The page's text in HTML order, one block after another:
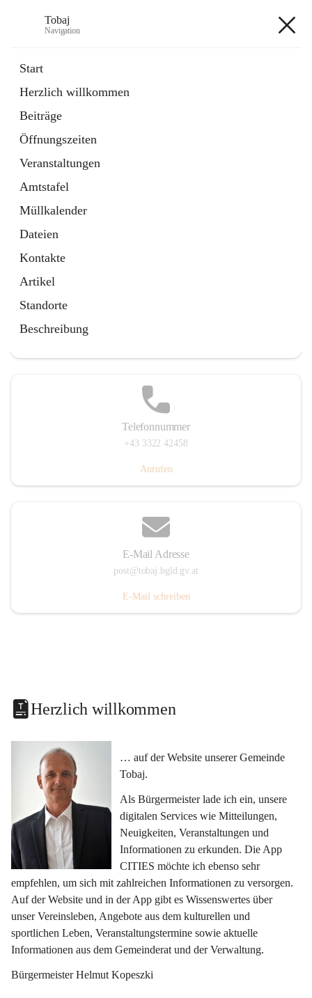
Tobaj
Navigation
Start
Herzlich willkommen
Beiträge
Öffnungszeiten
Veranstaltungen
Amtstafel
Müllkalender
Dateien
Kontakte
Artikel
Standorte
Beschreibung
Externe Webseite
in
Tab
Formulare
2 Schnellzugriffe
Telefonnummer
+43 3322 42458
Anrufen
E-Mail Adresse
post@tobaj.bgld.gv.at
E-Mail schreiben
Herzlich willkommen
… auf der Website unserer Gemeinde
Tobaj.
Als Bürgermeister lade ich ein, unsere
digitalen Services wie Mitteilungen,
Neuigkeiten, Veranstaltungen und
Informationen zu erkunden. Die App
CITIES möchte ich ebenso sehr
empfehlen, um sich mit zahlreichen Informationen zu versorgen.
Auf der Website und in der App gibt es Wissenswertes über
unser Vereinsleben, Angebote aus dem kulturellen und
sportlichen Leben, Veranstaltungstermine sowie aktuelle
Informationen aus dem Gemeinderat und der Verwaltung.
Bürgermeister Helmut Kopeszki